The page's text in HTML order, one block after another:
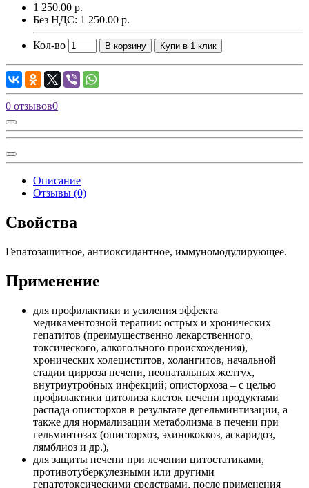
1 250.00 р.
Без НДС: 1 250.00 р.
Кол-во В корзину Купи в 1 клик
0 отзывов0
Описание
Отзывы (0)
Свойства
Гепатозащитное, антиоксидантное, иммуномодулирующее.
Применение
для профилактики и усиления эффекта
медикаментозной терапии: острых и хронических
гепатитов (преимущественно лекарственного,
токсического, алкогольного происхождения),
хронических холециститов, холангитов, начальной
стадии цирроза печени, неонатальных желтух,
внутриутробных инфекций; описторхоза – с целью
профилактики цитолиза клеток печени продуктами
распада описторхов в результате дегельминтизации, а
также для нормализации метаболизма в печени при
гельминтозах (описторхоз, эхинококкоз, аскаридоз,
лямблиоз и др.),
для защиты печени при лечении цитостатиками,
противотуберкулезными или другими
гепатотоксическими средствами, после применения